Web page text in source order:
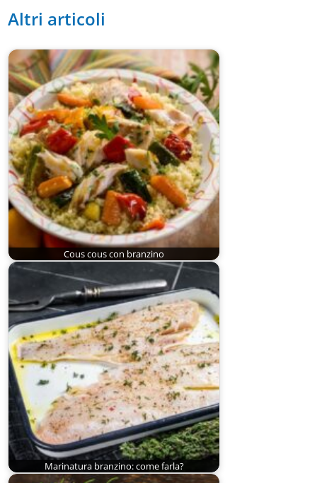
Altri articoli
Cous cous con branzino
Marinatura branzino: come farla?